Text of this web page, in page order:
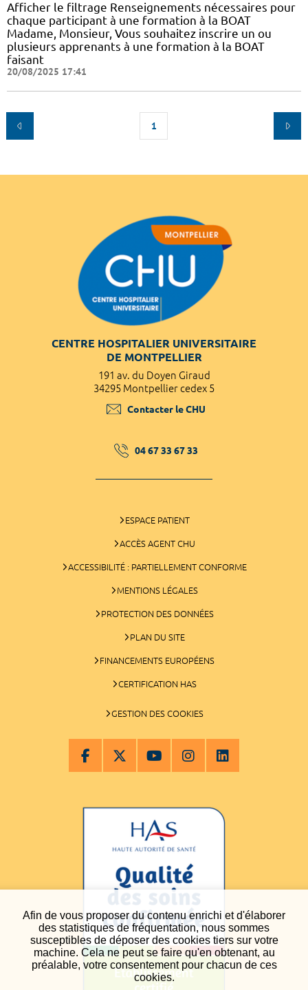
Afin de vous proposer du contenu enrichi et d'élaborer
des statistiques de fréquentation, nous sommes
susceptibles de déposer des cookies tiers sur votre
machine. Cela ne peut se faire qu'en obtenant, au
préalable, votre consentement pour chacun de ces
cookies.
Afficher le filtrage Renseignements nécessaires pour
chaque participant à une formation à la BOAT
Madame, Monsieur, Vous souhaitez inscrire un ou
plusieurs apprenants à une formation à la BOAT
faisant
20/08/2025 17:41
1
CENTRE HOSPITALIER UNIVERSITAIRE
DE MONTPELLIER
191 av. du Doyen Giraud
34295 Montpellier cedex 5
Contacter le CHU
04 67 33 67 33
ESPACE PATIENT
ACCÈS AGENT CHU
ACCESSIBILITÉ : PARTIELLEMENT CONFORME
MENTIONS LÉGALES
PROTECTION DES DONNÉES
PLAN DU SITE
FINANCEMENTS EUROPÉENS
CERTIFICATION HAS
GESTION DES COOKIES